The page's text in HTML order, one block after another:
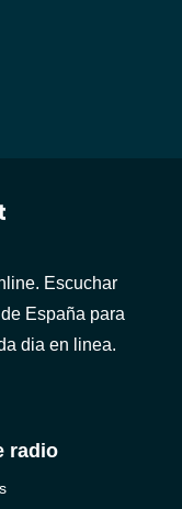
Escuchar
España para
dia en linea.
radio